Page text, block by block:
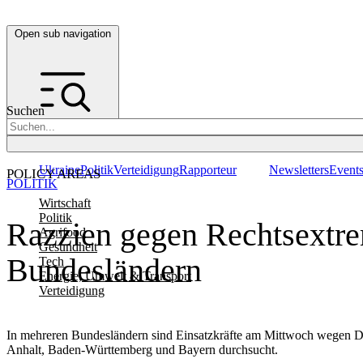
Open sub navigation
Suchen
POLICY AREAS
Wirtschaft
Politik
Agrifood
Gesundheit
Tech
Energie, Umwelt & Transport
Verteidigung
UkrainePolitikVerteidigungRapporteur NewslettersEvents
Razzien gegen
Bundesländern
In mehreren Bundesländern sind Einsatzkräfte am Mittwoch wegen
Anhalt, Baden-Württemberg und Bayern durchsucht.
POLITIK